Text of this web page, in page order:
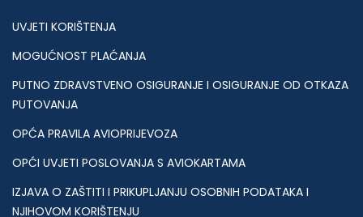
UVJETI KORIŠTENJA
MOGUĆNOST PLAĆANJA
PUTNO ZDRAVSTVENO OSIGURANJE I OSIGURANJE OD OTKAZA
PUTOVANJA
OPĆA PRAVILA AVIOPRIJEVOZA
OPĆI UVJETI POSLOVANJA S AVIOKARTAMA
IZJAVA O ZAŠTITI I PRIKUPLJANJU OSOBNIH PODATAKA I
NJIHOVOM KORIŠTENJU